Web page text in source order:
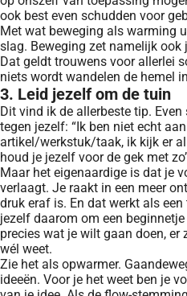
ook best even schudden voor
Met wat beweging als warming
slag. Beweging zet namelijk ook
Dat geldt trouwens voor allerlei
niets wordt wandelen de hemel
3. Leid jezelf om de tuin
Dit vind ik de allerbeste tip.
tegen jezelf: “Ik ben niet echt
artikel/werkstuk/taak, ik kijk er
houd je jezelf voor de gek met
Maar het eigenaardige is dat je
verlaagt. Je raakt in een meer
druk eraf is. En dat werkt als
jezelf daarom om een
precies wat je wilt gaan doen, er
wél weet.
Zie het als opwarmer.
ideeën. Voor je het weet ben je